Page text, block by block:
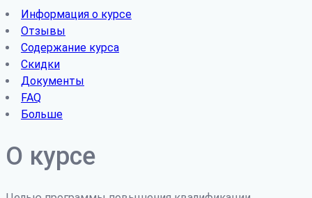
Информация о курсе
Отзывы
Содержание курса
Скидки
Документы
FAQ
Больше
О курсе